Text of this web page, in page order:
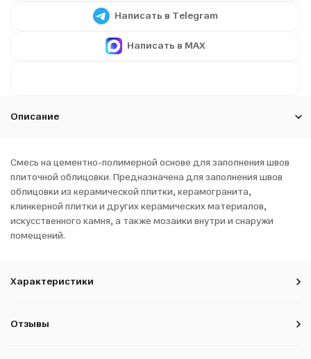
Написать в Telegram
Написать в MAX
Описание
Смесь на цементно-полимерной основе для заполнения швов
плиточной облицовки. Предназначена для заполнения швов
облицовки из керамической плитки, керамогранита,
клинкерной плитки и других керамических материалов,
искусственного камня, а также мозаики внутри и снаружи
помещений.
Характеристики
Отзывы